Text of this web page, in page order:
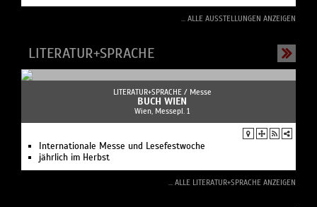
... ALLE AUSSTELLUNGEN ANZEIGEN
LITERATUR+SPRACHE
LITERATUR+SPRACHE / Messe
BUCH WIEN
Wien, Messepl. 1
Internationale Messe und Lesefestwoche
jährlich im Herbst
... ALLE LITERATUR+SPRACHE ANZEIGEN